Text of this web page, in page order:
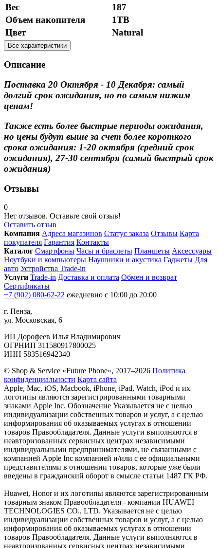
Вес
187
Объем накопителя
1TB
Цвет
Natural
Все характеристики
Описание
Поставка 20 Октября - 10 Декабря: самый
долгий срок ожидания, но по самым низким
ценам!
Также есть более быстрые периоды ожидания,
но цены будут выше за счет более короткого
срока ожидания: 1-20 октября (средний срок
ожидания), 27-30 сентября (самый быстрый срок
ожидания)
Отзывы
0
Нет отзывов. Оставьте свой отзыв!
Оставить отзыв
Компания Адреса магазинов Статус заказа Отзывы Карта
покупателя Гарантия Контакты
Каталог Смартфоны Часы и браслеты Планшеты Аксессуары
Ноутбуки и компьютеры Наушники и акустика Гаджеты Для
авто Устройства Trade-in
Услуги Trade-in Доставка и оплата Обмен и возврат
Сертификаты
+7 (902) 080-62-22 ежедневно с 10:00 до 20:00
г. Пенза,
ул. Московская, 6
ИП Дорофеев Илья Владимирович
ОГРНИП 311580917800025
ИНН 583516942340
© Shop & Service «Future Phone», 2017–2026 Политика
конфиденциальности Карта сайта
Apple, Mac, iOS, Macbook, iPhone, iPad, Watch, iPod и их
логотипы являются зарегистрированными товарными
знаками Apple Inc. Обозначение Указывается не с целью
индивидуализации собственных товаров и услуг, а с целью
информирования об оказываемых услугах в отношении
товаров Правообладателя. Данные услуги выполняются в
неавторизованных сервисных центрах независимыми
индивидуальными предпринимателями, не связанными с
компанией Apple Inc компанией и/или с ее официальными
представителями в отношении товаров, которые уже были
введены в гражданский оборот в смысле статьи 1487 ГК РФ.
Huawei, Honor и их логотипы являются зарегистрированным
товарным знаком Правообладателя - компании HUAWEI
TECHNOLOGIES CO., LTD. Указывается не с целью
индивидуализации собственных товаров и услуг, а с целью
информирования об оказываемых услугах в отношении
товаров Правообладателя. Данные услуги выполняются в
неавторизованных сервисных центрах независимыми